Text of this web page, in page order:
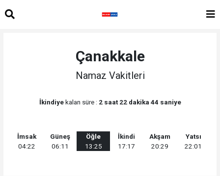
Çanakkale
Namaz Vakitleri
İkindiyekalan süre : 2 saat 22 dakika 44 saniye
İmsak
04:22
Güneş
06:11
Öğle
13:25
İkindi
17:17
Akşam
20:29
Yatsı
22:01